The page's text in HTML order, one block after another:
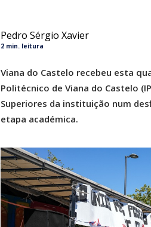
Pedro Sérgio Xavier
2 min. leitura
Viana do Castelo recebeu esta
Politécnico de Viana do Castelo
Superiores da instituição num
etapa académica.